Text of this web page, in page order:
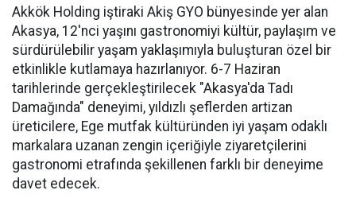
Akkök Holding iştiraki Akiş GYO bünyesinde yer alan
Akasya, 12'nci yaşını gastronomiyi kültür, paylaşım ve
sürdürülebilir yaşam yaklaşımıyla buluşturan özel bir
etkinlikle kutlamaya hazırlanıyor. 6-7 Haziran
tarihlerinde gerçekleştirilecek "Akasya'da Tadı
Damağında" deneyimi, yıldızlı şeflerden artizan
üreticilere, Ege mutfak kültüründen iyi yaşam odaklı
markalara uzanan zengin içeriğiyle ziyaretçilerini
gastronomi etrafında şekillenen farklı bir deneyime
davet edecek.